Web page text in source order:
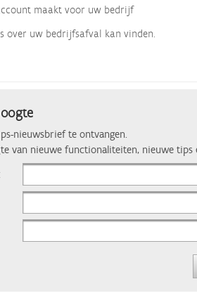
maakt voor uw bedrijf
over uw bedrijfsafval kan vinden.
nieuwsbrief te ontvangen.
van nieuwe functionaliteiten, nieuwe tips